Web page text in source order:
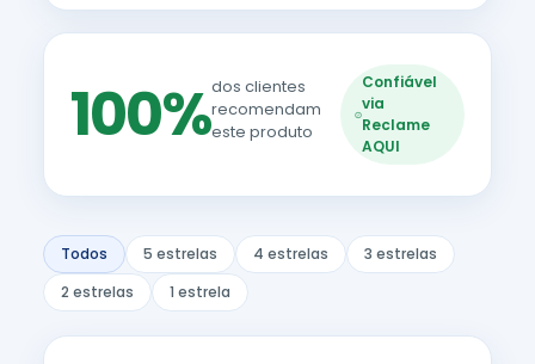
100%dos clientes
recomendam
este produto
Confiável
via
Reclame
AQUI
Todos 5 estrelas 4 estrelas
3 estrelas
2 estrelas
1 estrela